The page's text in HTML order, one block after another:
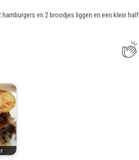
en 2 broodjes liggen en een klein half